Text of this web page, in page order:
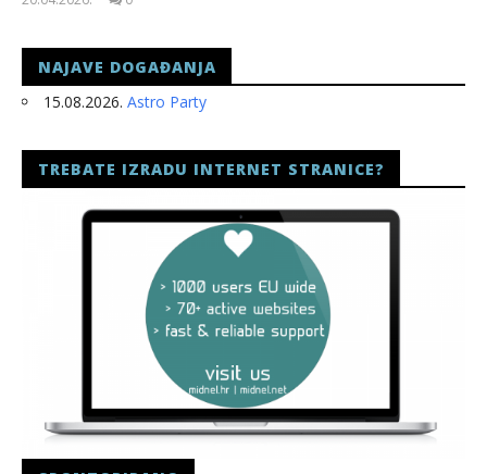
NAJAVE DOGAĐANJA
15.08.2026. Astro Party
TREBATE IZRADU INTERNET STRANICE?